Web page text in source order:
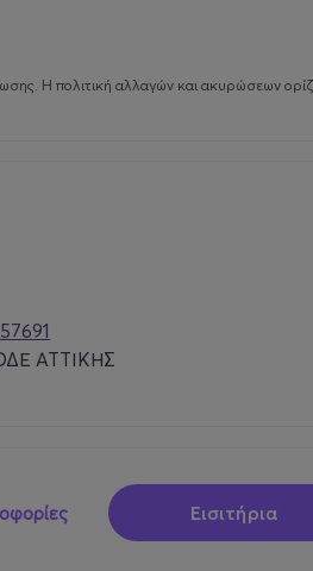
Η πολιτική αλλαγών και ακυρώσεων
ΑΤΤΙΚΗΣ
Εισιτήρια